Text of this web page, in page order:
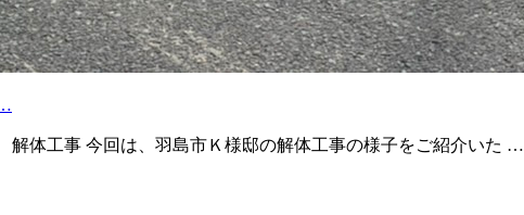
体工事 今回は、羽島市Ｋ様邸の解体工事の様子をご紹介いた …